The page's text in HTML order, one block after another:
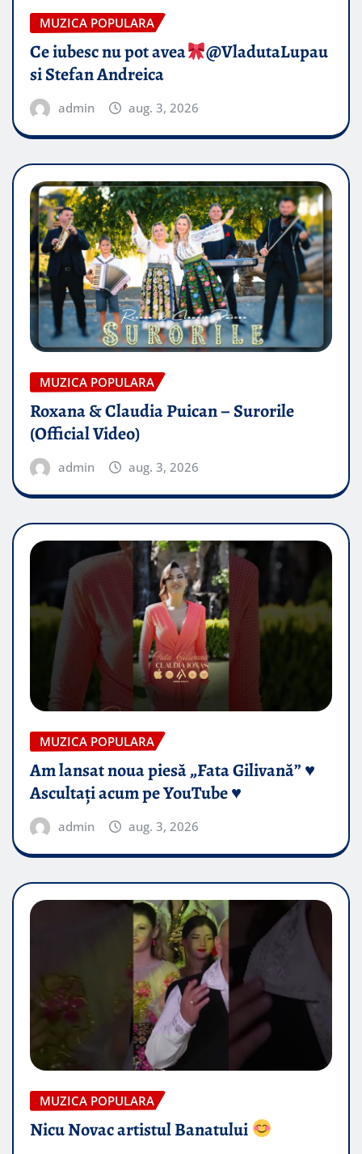
MUZICA POPULARA
Ce iubesc nu pot avea
​@VladutaLupau
si Stefan Andreica
admin aug. 3, 2026
MUZICA POPULARA
Roxana & Claudia Puican – Surorile
(Official Video)
admin aug. 3, 2026
MUZICA POPULARA
Am lansat noua piesă „Fata Gilivană” ♥️
Ascultați acum pe YouTube ♥️
admin aug. 3, 2026
MUZICA POPULARA
Nicu Novac artistul Banatului